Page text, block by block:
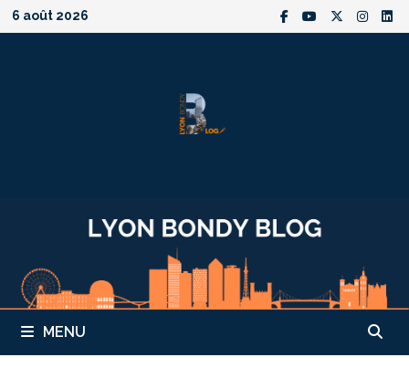
Passer
au
6 août 2026
MENU